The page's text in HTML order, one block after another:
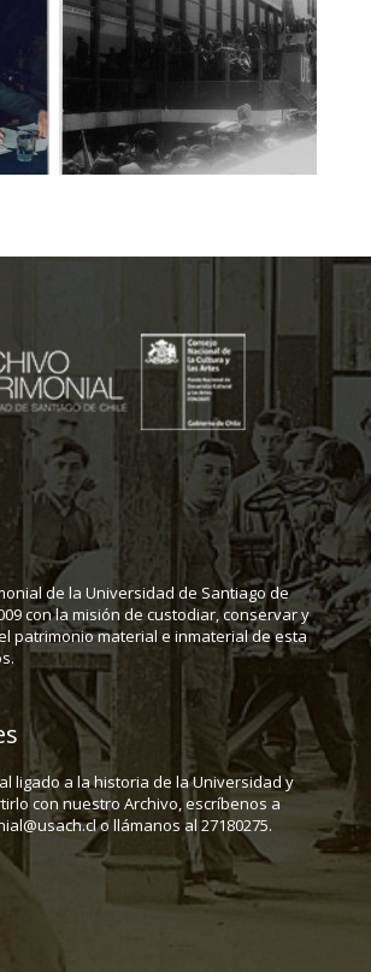
de la Universidad de Santiago de
con la misión de custodiar, conservar y
patrimonio material e inmaterial de esta
ligado a la historia de la Universidad y
con nuestro Archivo, escríbenos a
o llámanos al 27180275.